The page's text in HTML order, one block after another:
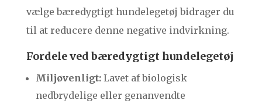
vælge bæredygtigt hundelegetøj bidrager du
til at reducere denne negative indvirkning.
Fordele ved bæredygtigt hundelegetøj
Miljøvenligt:Lavet af biologisk
nedbrydelige eller genanvendte